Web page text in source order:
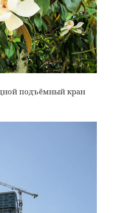
подъёмный кран